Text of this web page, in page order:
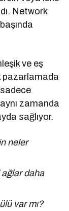
Network
ve eş
pazarlamada
zamanda
sağlıyor.
neler
daha
var mı?